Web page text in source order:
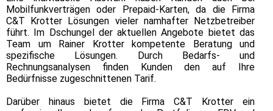
Mobilfunkverträgen oder Prepaid-Karten, da die Firma
C&T Krotter Lösungen vieler namhafter Netzbetreiber
führt. Im Dschungel der aktuellen Angebote bietet das
Team um Rainer Krotter kompetente Beratung und
spezifische Lösungen. Durch Bedarfs- und
Rechnungsanalysen finden Kunden den auf Ihre
Bedürfnisse zugeschnittenen Tarif.
Darüber hinaus bietet die Firma C&T Krotter ein